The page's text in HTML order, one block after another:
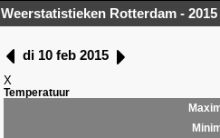
Weerstatistieken Rotterdam - 2015
di 10 feb 2015
X
Temperatuur